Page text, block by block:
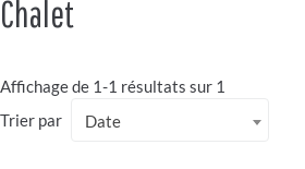
Chalet
Affichage de 1-1 résultats sur 1
Trier par
Date